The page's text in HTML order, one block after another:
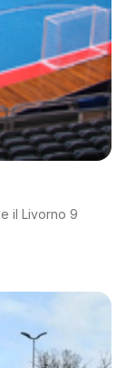
il Livorno 9